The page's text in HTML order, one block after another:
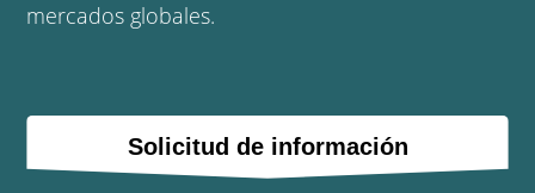
mercados globales.
Solicitud de información